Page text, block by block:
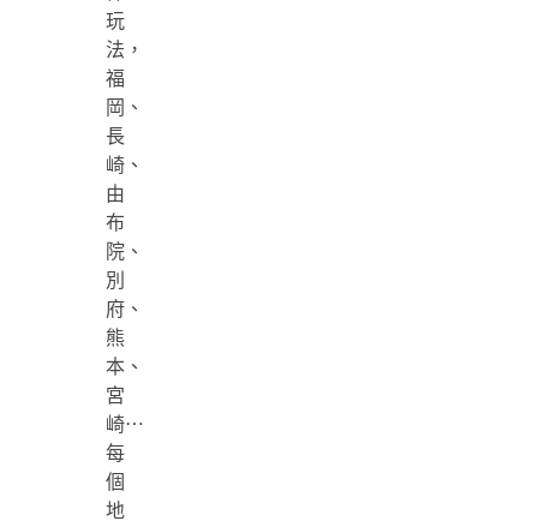
玩
法，
福
岡、
長
崎、
由
布
院、
別
府、
熊
本、
宮
崎⋯
每
個
地